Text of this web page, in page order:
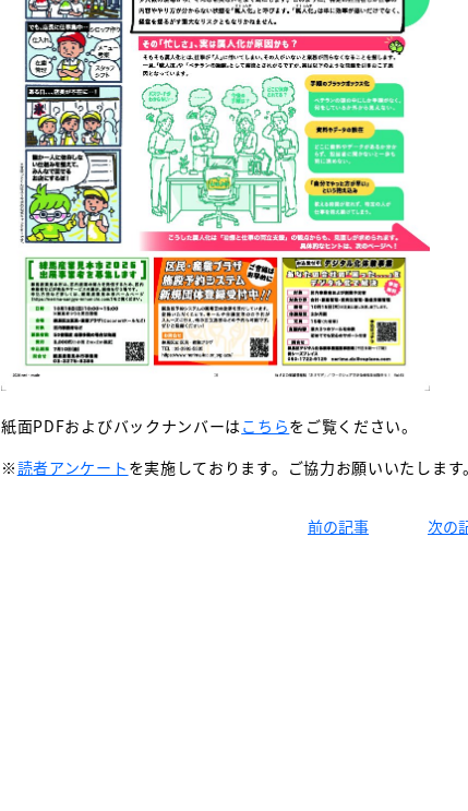
紙面PDFおよびバックナンバーは こちらをご覧ください。
※読者アンケート を実施しております。ご協力お願いいたします
前の記事 次の